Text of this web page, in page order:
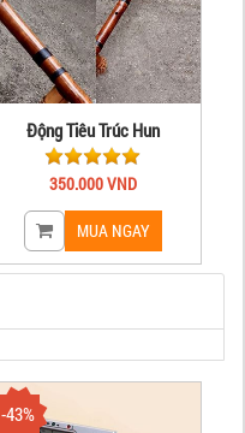
Động Tiêu Trúc Hun
350.000 VND
-43%